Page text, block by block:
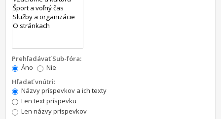
Prehľadávať Sub-fóra:
Áno
Nie
Hľadať vnútri:
Názvy príspevkov a ich texty
Len text príspevku
Len názvy príspevkov